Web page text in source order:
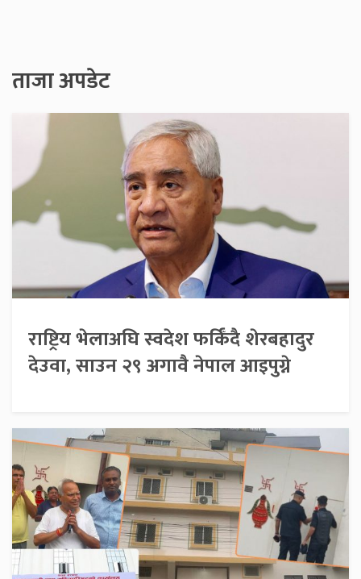
ताजा अपडेट
राष्ट्रिय भेलाअघि स्वदेश फर्किँदै शेरबहादुर
देउवा, साउन २९ अगावै नेपाल आइपुग्ने